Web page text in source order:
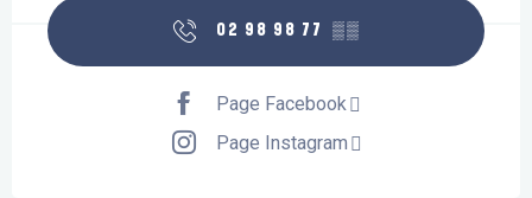
02 98 98 77 ▒▒
Page Facebook
Page Instagram